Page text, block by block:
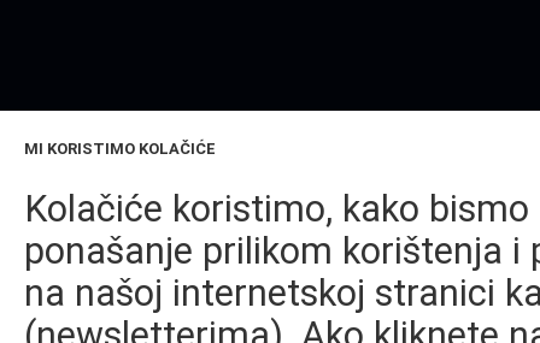
MI KORISTIMO KOLAČIĆE
Kolačiće koristimo, kako
ponašanje prilikom korištenja
na našoj internetskoj stranici